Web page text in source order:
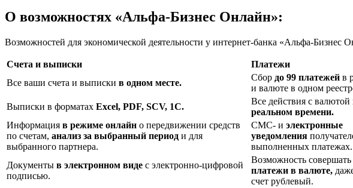
О возможностях «Альфа-Бизнес Онлайн»:
Возможностей для экономической деятельности у интернет-банка «Альфа-Бизнес
Счета и выписки Платежи
Все ваши счета и выписки в одном месте.
Сбор до 99 платежей в
и валюте в одном
Выписки в форматах Excel, PDF, SCV, 1С.
Все действия с валютой
реальном времени.
Информация в режиме онлайн о передвижении средств
по счетам, анализ за выбранный период и для
выбранного партнера.
СМС- и электронные
уведомления
выполненных платежах.
Документы в электронном виде с электронно-цифровой
подписью.
Возможность совершать
платежи в валюте,
счет рублевый.